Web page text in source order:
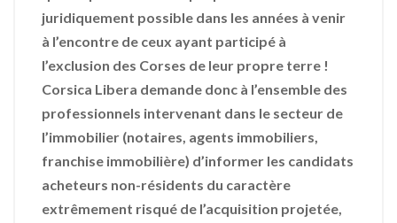
juridiquement possible dans les années à venir
à l’encontre de ceux ayant participé à
l’exclusion des Corses de leur propre terre !
Corsica Libera demande donc à l’ensemble des
professionnels intervenant dans le secteur de
l’immobilier (notaires, agents immobiliers,
franchise immobilière) d’informer les candidats
acheteurs non-résidents du caractère
extrêmement risqué de l’acquisition projetée,